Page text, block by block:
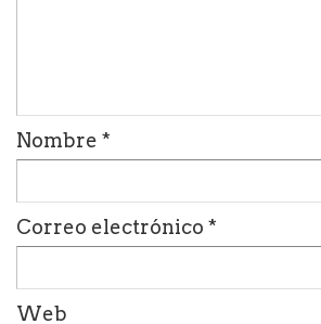
Nombre *
Correo electrónico *
Web